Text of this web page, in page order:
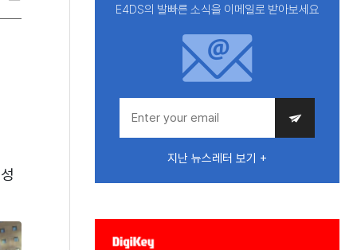
E4DS의 발빠른 소식을 이메일로 받아보세요
지난 뉴스레터 보기 +